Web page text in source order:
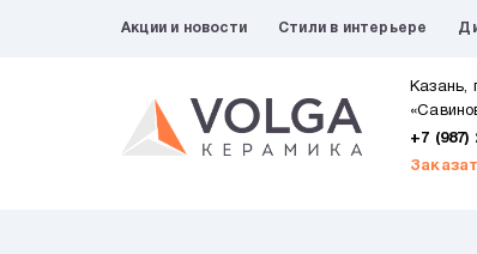
Акции и новости Стили в интерьере
Казань,
+7 (987)